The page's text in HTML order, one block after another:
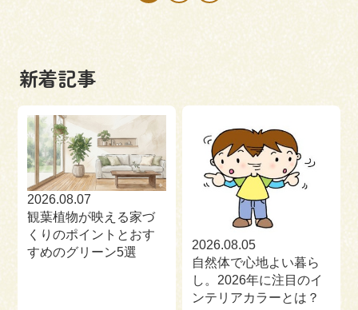
新着記事
2026.08.07
観葉植物が映える家づ
くりのポイントとおす
すめのグリーン5選
2026.08.05
自然体で心地よい暮ら
し。2026年に注目のイ
ンテリアカラーとは？